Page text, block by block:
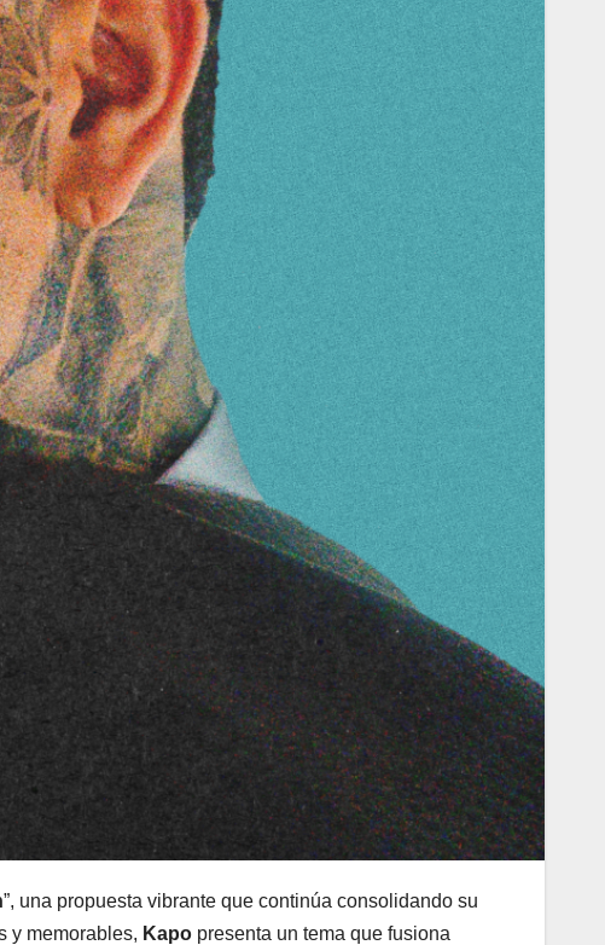
”, una propuesta vibrante que continúa consolidando su
y memorables, Kapo presenta un tema que fusiona